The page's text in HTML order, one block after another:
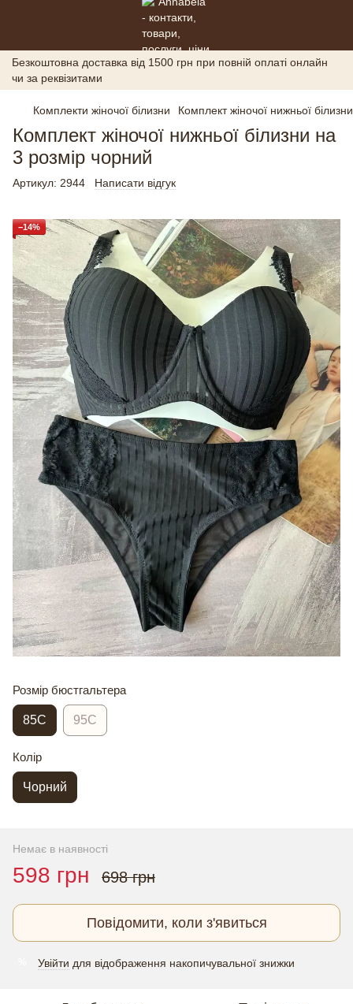
Безкоштовна доставка від 1500 грн при повній оплаті онлайн
чи за реквізитами
Комплекти жіночої білизни Комплект жіночої нижньої
Комплект жіночої нижньої білизни на
3 розмір чорний
Артикул: 2944 Написати відгук
−14%
Розмір бюстгальтера
85C 95C
Колір
Чорний
Немає в наявності
598 грн 698 грн
Повідомити, коли з'явиться
Увійти для відображення накопичувальної знижки